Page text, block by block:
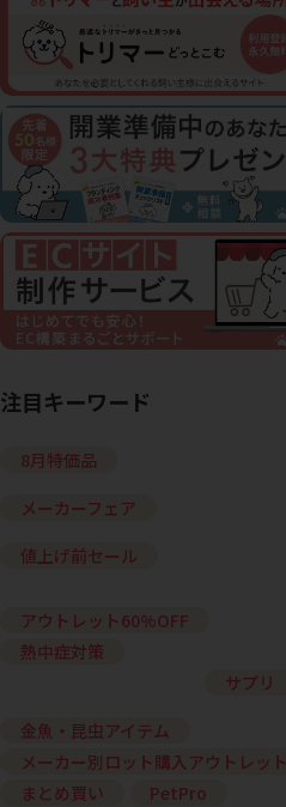
注目キーワード
8月特価品
メーカーフェア
値上げ前セール
アウトレット60%OFF
熱中症対策
サプリ
金魚・昆虫アイテム
メーカー別ロット購入アウトレット
まとめ買い
PetPro